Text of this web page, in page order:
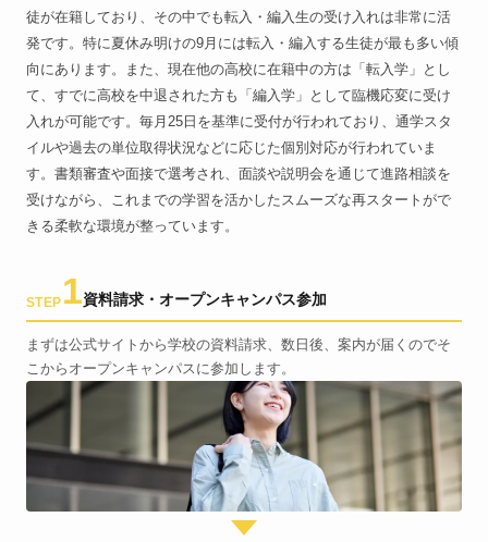
徒が在籍しており、その中でも転入・編入生の受け入れは非常に活
発です。特に夏休み明けの9月には転入・編入する生徒が最も多い傾
向にあります。また、現在他の高校に在籍中の方は「転入学」とし
て、すでに高校を中退された方も「編入学」として臨機応変に受け
入れが可能です。毎月25日を基準に受付が行われており、通学スタ
イルや過去の単位取得状況などに応じた個別対応が行われていま
す。書類審査や面接で選考され、面談や説明会を通じて進路相談を
受けながら、これまでの学習を活かしたスムーズな再スタートがで
きる柔軟な環境が整っています。
STEP 1資料請求・オープンキャンパス参加
まずは公式サイトから学校の資料請求、数日後、案内が届くのでそ
こからオープンキャンパスに参加します。